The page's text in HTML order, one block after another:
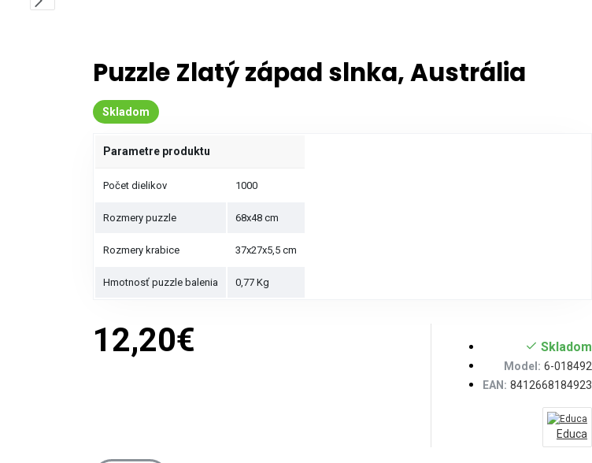
Puzzle Zlatý západ slnka, Austrália
Skladom
Parametre produktu
Počet dielikov 1000
Rozmery puzzle 68x48 cm
Rozmery krabice 37x27x5,5 cm
Hmotnosť puzzle balenia 0,77 Kg
12,20€ Skladom
Model: 6-018492
EAN: 8412668184923
Educa